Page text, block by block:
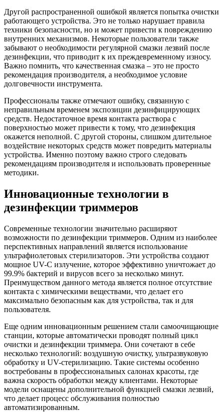
Другой распространенной ошибкой является попытка очистки
работающего устройства. Это не только нарушает правила
техники безопасности, но и может привести к повреждению
внутренних механизмов. Некоторые пользователи также
забывают о необходимости регулярной смазки лезвий после
дезинфекции, что приводит к их преждевременному износу.
Важно помнить, что качественная смазка – это не просто
рекомендация производителя, а необходимое условие
долговечности инструмента.
Профессионалы также отмечают ошибку, связанную с
неправильным временем экспозиции дезинфицирующих
средств. Недостаточное время контакта раствора с
поверхностью может привести к тому, что дезинфекция
окажется неполной. С другой стороны, слишком длительное
воздействие некоторых средств может повредить материалы
устройства. Именно поэтому важно строго следовать
рекомендациям производителя и использовать проверенные
методики.
Инновационные технологии в
дезинфекции триммеров
Современные технологии значительно расширяют
возможности по дезинфекции триммеров. Одним из наиболее
перспективных направлений является использование
ультрафиолетовых стерилизаторов. Эти устройства создают
мощное UV-C излучение, которое эффективно уничтожает до
99.9% бактерий и вирусов всего за несколько минут.
Преимуществом данного метода является полное отсутствие
контакта с химическими веществами, что делает его
максимально безопасным как для устройства, так и для
пользователя.
Еще одним инновационным решением стали самоочищающие
станции, которые автоматически проводят полный цикл
очистки и дезинфекции триммера. Они сочетают в себе
несколько технологий: воздушную очистку, ультразвуковую
обработку и UV-стерилизацию. Такие системы особенно
востребованы в профессиональных салонах красоты, где
важна скорость обработки между клиентами. Некоторые
модели оснащены дополнительной функцией смазки лезвий,
что делает процесс обслуживания полностью
автоматизированным.